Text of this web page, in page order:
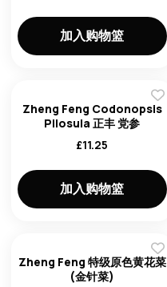
加入购物篮
Zheng Feng Codonopsis
Pilosula 正丰 党参
£11.25
加入购物篮
Zheng Feng 特级原色黄花菜
(金针菜)